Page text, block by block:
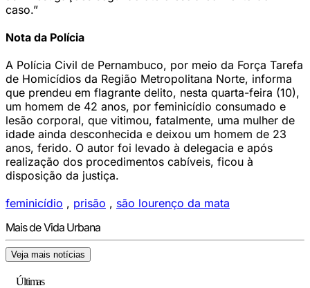
caso.”
Nota da Polícia
A Polícia Civil de Pernambuco, por meio da Força Tarefa
de Homicídios da Região Metropolitana Norte, informa
que prendeu em flagrante delito, nesta quarta-feira (10),
um homem de 42 anos, por feminicídio consumado e
lesão corporal, que vitimou, fatalmente, uma mulher de
idade ainda desconhecida e deixou um homem de 23
anos, ferido. O autor foi levado à delegacia e após
realização dos procedimentos cabíveis, ficou à
disposição da justiça.
feminicídio , prisão , são lourenço da mata
Mais de Vida Urbana
Veja mais notícias
Últimas